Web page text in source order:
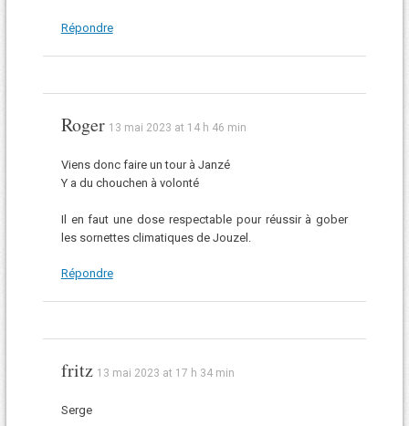
Répondre
Roger 13 mai 2023 at 14 h 46 min
Viens donc faire un tour à Janzé
Y a du chouchen à volonté
Il en faut une dose respectable pour réussir à gober
les sornettes climatiques de Jouzel.
Répondre
fritz 13 mai 2023 at 17 h 34 min
Serge